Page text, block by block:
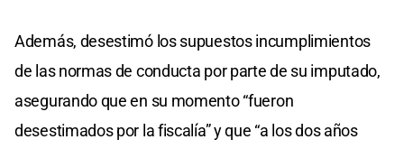
Además, desestimó los supuestos incumplimientos
de las normas de conducta por parte de su imputado,
asegurando que en su momento “fueron
desestimados por la fiscalía” y que “a los dos años